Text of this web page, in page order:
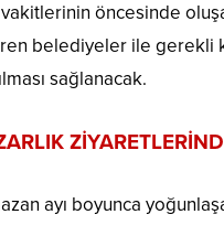
öncesinde
belediyeler ile gerekli
sağlanacak.
ayı boyunca